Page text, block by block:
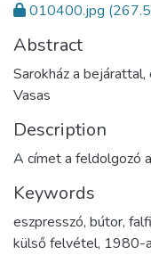
010400.jpg
Abstract
Sarokház a
Vasas
Description
A címet a feldolgozó
Keywords
eszpresszó, bútor,
külső felvétel, 1980-